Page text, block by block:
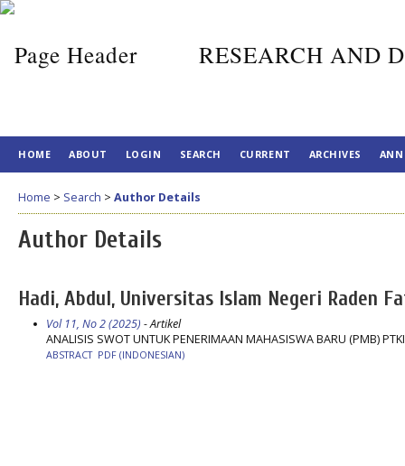
RESEARCH AND
HOME ABOUT LOGIN SEARCH CURRENT ARCHIVES
Home > Search > Author Details
Author Details
Hadi, Abdul, Universitas Islam Negeri Raden
Vol 11, No 2 (2025) - Artikel
ANALISIS SWOT UNTUK PENERIMAAN MAHASISWA BARU (PMB)
ABSTRACT PDF (INDONESIAN)